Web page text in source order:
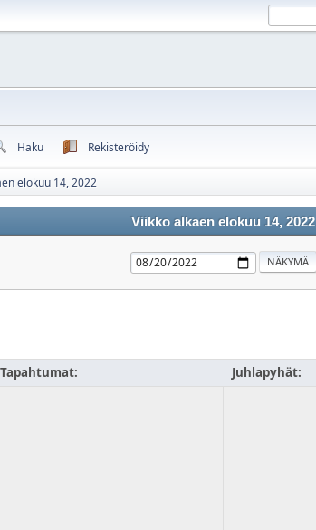
Haku Rekisteröidy
elokuu 14, 2022
Viikko alkaen elokuu 14, 2022
Tapahtumat: Juhlapyhät: